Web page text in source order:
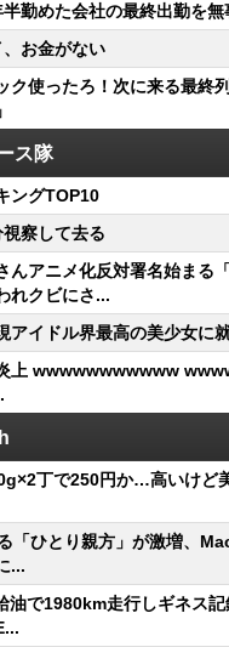
半勤めた会社の最終出勤を
、お金がない
ク使ったろ！次に来る最終
ス隊
ングTOP10
察して去る
んアニメ化反対署名始まる
れクビにさ...
アイドル界最高の美少女に
炎上 wwwwwwwwwww
丁で250円か…高いけど
「ひとり親方」が激増、
...
油で1980km走行しギネス